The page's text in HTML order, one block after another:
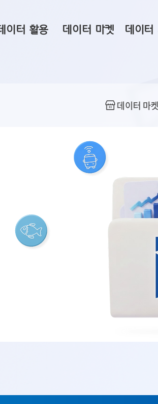
이터 활용
터 활용 서비스
데이터 마켓
데이터 공모전
참여 기업 홍보
마켓 이용 안내
데이
지도 기반
데이터 마켓